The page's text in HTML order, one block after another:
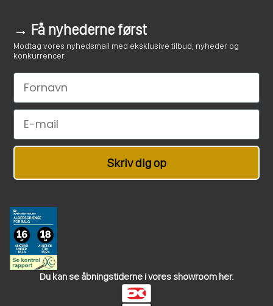
→ Få nyhederne først
Modtag vores nyhedsmail med eksklusive tilbud, nyheder og
konkurrencer.
Le nom
Email
Skriv dig op
Du kan se åbningstiderne i vores showroom her.